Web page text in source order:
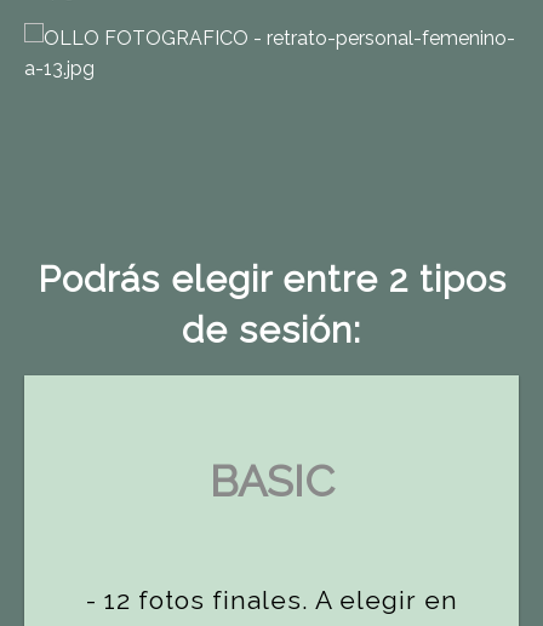
Podrás elegir entre 2 tipos
de sesión:
BASIC
- 12 fotos finales. A elegir en